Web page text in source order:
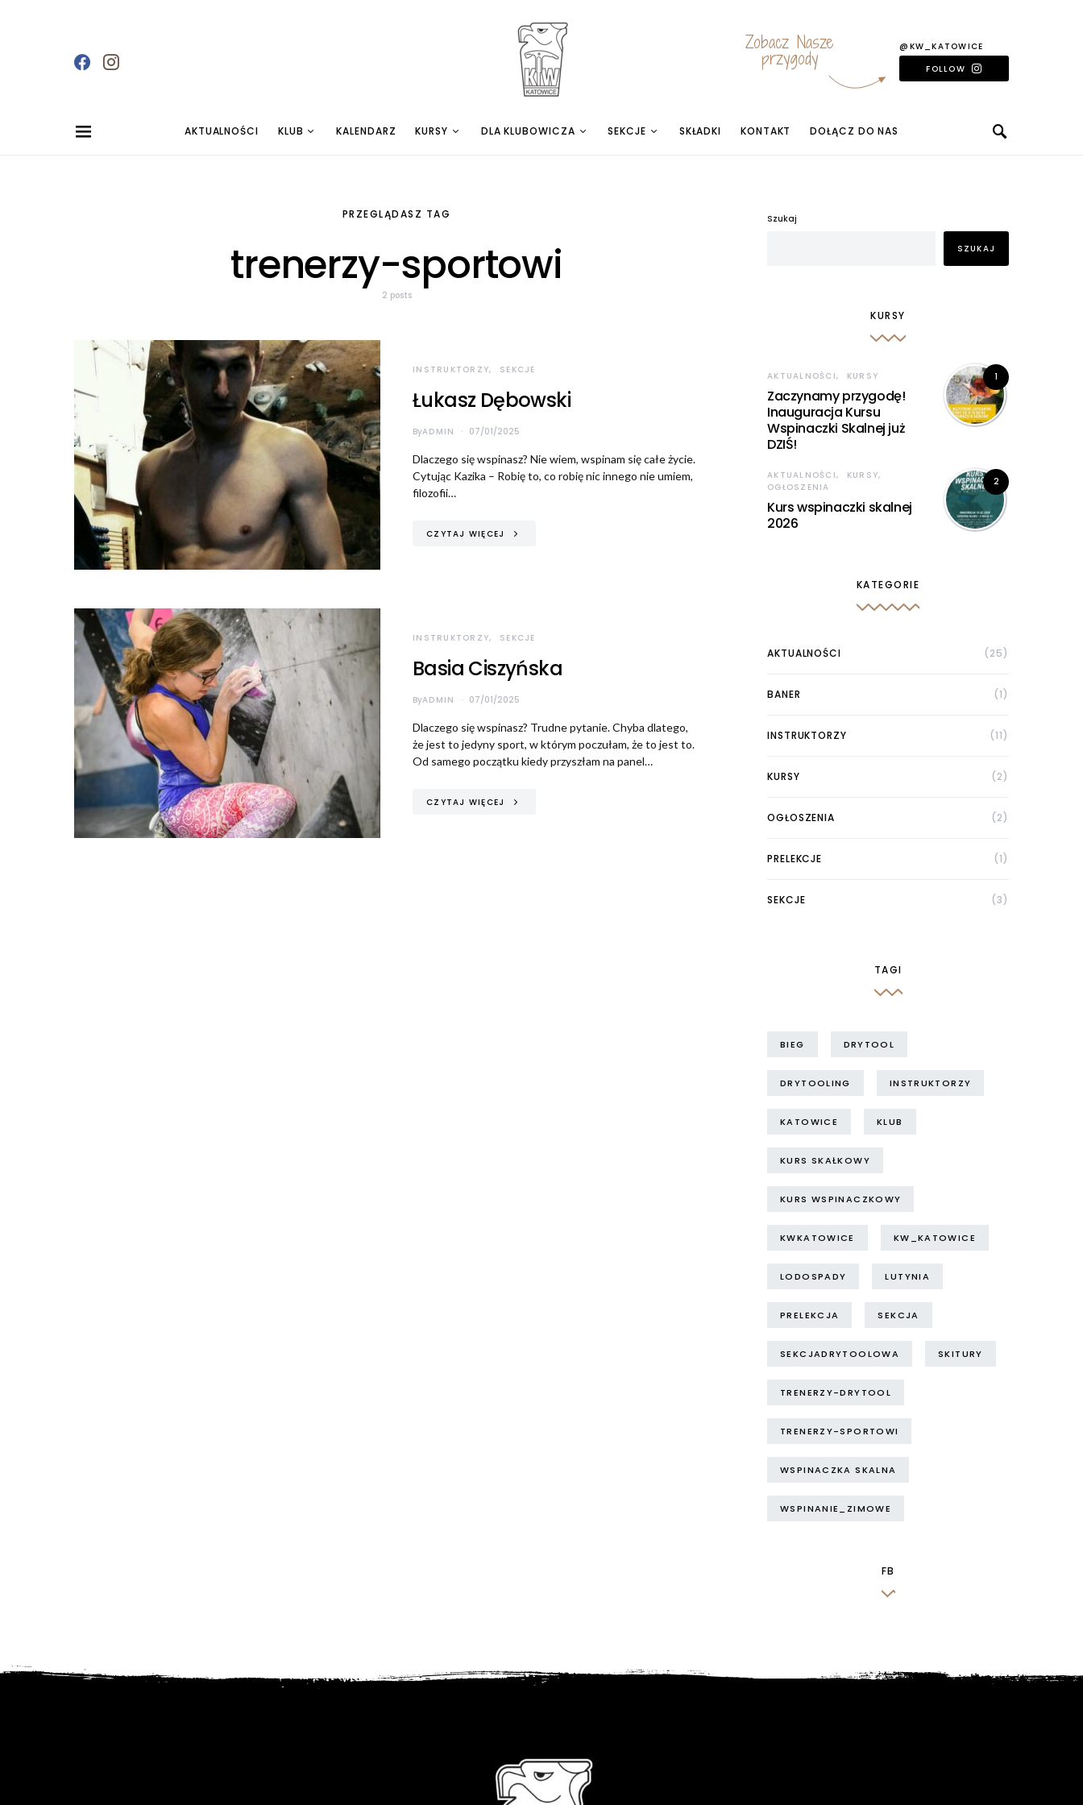
Zobacz Nasze
przygody
@KW_KATOWICE
FOLLOW
AKTUALNOŚCI KLUB KALENDARZ KURSY DLA KLUBOWICZA SEKCJE SKŁADKI KONTAKT DOŁĄCZ DO NAS
PRZEGLĄDASZ TAG
trenerzy-sportowi
2 posts
INSTRUKTORZY SEKCJE
Łukasz Dębowski
ByADMIN 07/01/2025
Dlaczego się wspinasz? Nie wiem, wspinam się całe życie.
Cytując Kazika – Robię to, co robię nic innego nie umiem,
filozofii…
CZYTAJ WIĘCEJ
INSTRUKTORZY SEKCJE
Basia Ciszyńska
ByADMIN 07/01/2025
Dlaczego się wspinasz? Trudne pytanie. Chyba dlatego,
że jest to jedyny sport, w którym poczułam, że to jest to.
Od samego początku kiedy przyszłam na panel…
CZYTAJ WIĘCEJ
Szukaj
SZUKAJ
KURSY
1
AKTUALNOŚCI KURSY
Zaczynamy przygodę!
Inauguracja Kursu
Wspinaczki Skalnej już
DZIŚ!
2
AKTUALNOŚCI
KURSY
OGŁOSZENIA
Kurs wspinaczki skalnej
2026
KATEGORIE
AKTUALNOŚCI (25)
BANER (1)
INSTRUKTORZY (11)
KURSY (2)
OGŁOSZENIA (2)
PRELEKCJE (1)
SEKCJE (3)
TAGI
BIEG DRYTOOL
DRYTOOLING INSTRUKTORZY
KATOWICE KLUB
KURS SKAŁKOWY
KURS WSPINACZKOWY
KWKATOWICE KW_KATOWICE
LODOSPADY LUTYNIA
PRELEKCJA SEKCJA
SEKCJADRYTOOLOWA SKITURY
TRENERZY-DRYTOOL
TRENERZY-SPORTOWI
WSPINACZKA SKALNA
WSPINANIE_ZIMOWE
FB
Konieczne
Te pliki cookie
internetowej,
na podstawie
tego, jak